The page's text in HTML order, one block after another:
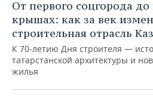
От первого соцгорода
крышах: как за век
строительная отрасль
К 70-летию Дня строителя —
татарстанской архитектуры и
жилья